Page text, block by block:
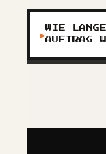
▶
WIE
AUFTRAG